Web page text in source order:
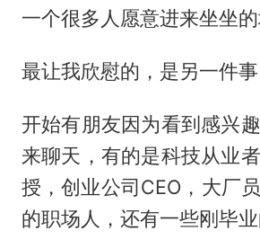
一个很多人愿意进来坐坐的
最让我欣慰的，是另一件事
开始有朋友因为看到感兴
来聊天，有的是科技从业
授，创业公司CEO，大厂
的职场人，还有一些刚毕